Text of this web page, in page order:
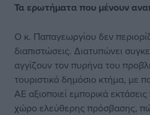
Τα ερωτήματα που μένουν
Ο κ. Παπαγεωργίου δεν
διαπιστώσεις. Διατυπώνει
αγγίζουν τον πυρήνα του
τουριστικό δημόσιο κτήμα, με
ΑΕ αξιοποιεί εμπορικά
χώρο ελεύθερης πρόσβασης,